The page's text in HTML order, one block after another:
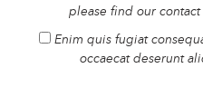
please find our
Enim quis fugiat
occaecat deserunt